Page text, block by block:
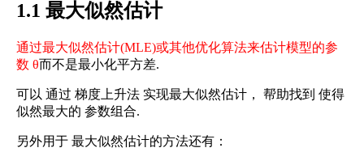
1.1 最大似然估计
通过最大似然估计(MLE)或其他优化算法来估计模型的参
数 θ而不是最小化平方差.
可以 通过 梯度上升法 实现最大似然估计， 帮助找到 使得
似然最大的 参数组合.
另外用于 最大似然估计的方法还有：